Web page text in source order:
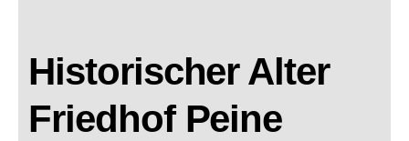
Historischer Alter
Friedhof Peine